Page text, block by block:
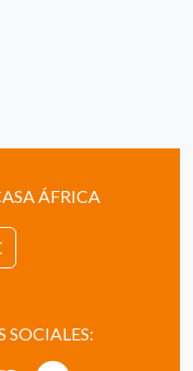
ÁFRICA
SOCIALES: